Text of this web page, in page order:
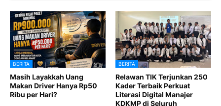
BERITA
Masih Layakkah Uang
Makan Driver Hanya Rp50
Ribu per Hari?
BERITA
Relawan TIK Terjunkan 250
Kader Terbaik Perkuat
Literasi Digital Manajer
KDKMP di Seluruh